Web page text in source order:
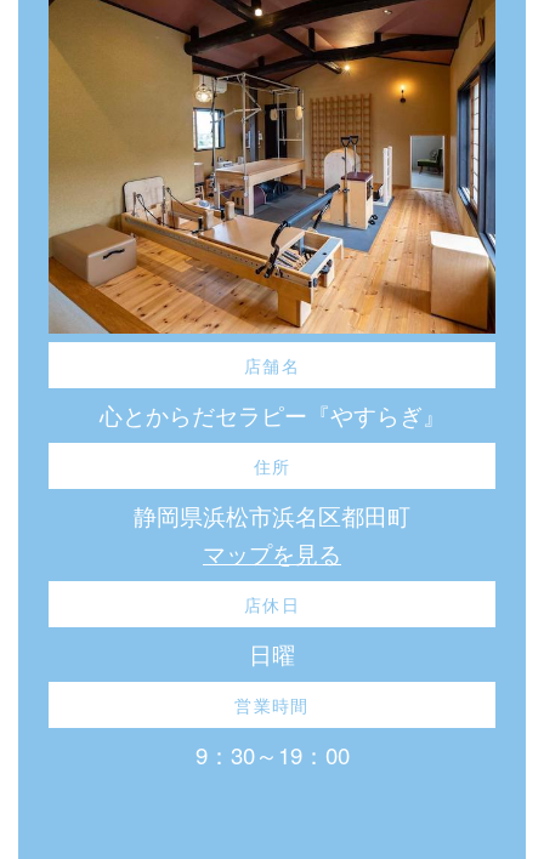
店舗名
心とからだセラピー『やすらぎ』
住所
静岡県浜松市浜名区都田町
マップを見る
店休日
日曜
営業時間
9：30～19：00